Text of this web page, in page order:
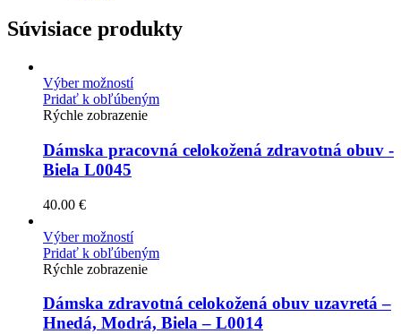
Súvisiace produkty
Výber možností
Pridať k obľúbeným
Rýchle zobrazenie
Dámska pracovná celokožená zdravotná obuv -
Biela L0045
40.00 €
Výber možností
Pridať k obľúbeným
Rýchle zobrazenie
Dámska zdravotná celokožená obuv uzavretá –
Hnedá, Modrá, Biela – L0014